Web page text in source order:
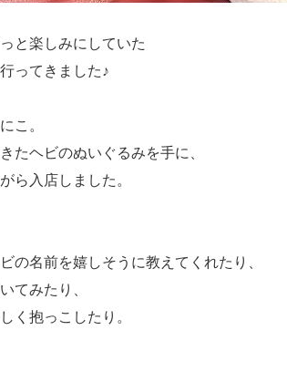
と楽しみにしていた
ってきました♪
こ。
たヘビのぬいぐるみを手に、
ら入店しました。
の名前を嬉しそうに教えてくれたり、
てみたり、
く抱っこしたり。